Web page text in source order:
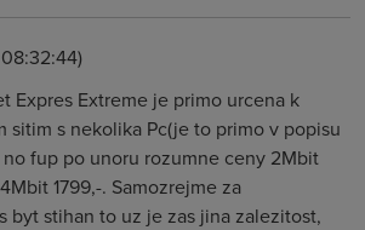
Expres Extreme je primo urcena k
sitim s nekolika Pc(je to primo v popisu
fup po unoru rozumne ceny 2Mbit
1799,-. Samozrejme za
byt stihan to uz je zas jina zalezitost,